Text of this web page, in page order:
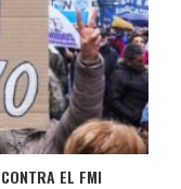
EL FMI